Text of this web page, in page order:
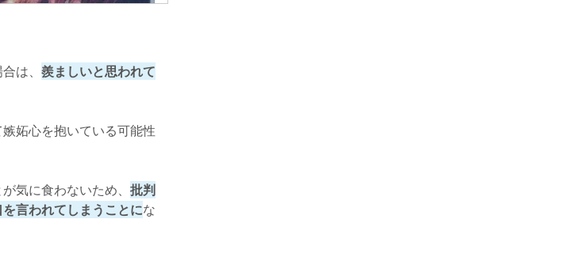
は、 羨ましいと思われて
妬心を抱いている可能性
気に食わないため、 批判
言われてしまうことにな